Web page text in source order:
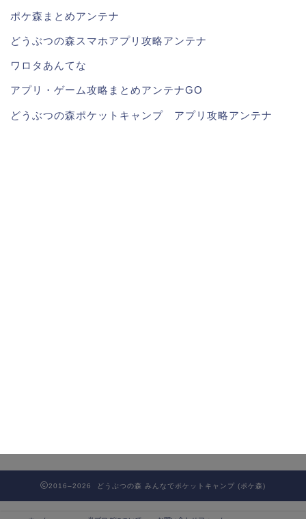
ポケ森まとめアンテナ
どうぶつの森スマホアプリ攻略アンテナ
ワロタあんてな
アプリ・ゲーム攻略まとめアンテナGO
どうぶつの森ポケットキャンプ アプリ攻略アンテナ
2016–2026 どうぶつの森 みんなでポケットキャンプ (ポケ森)